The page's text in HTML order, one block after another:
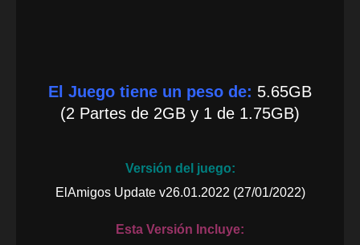
El Juego tiene un peso de: 5.65GB
(2 Partes de 2GB y 1 de 1.75GB)
Versión del juego:
ElAmigos Update v26.01.2022 (27/01/2022)
Esta Versión Incluye: